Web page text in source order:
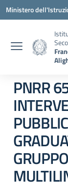
Vai ai contenuti
Vai al menu di
Vai al footer
Ministero
PNRR